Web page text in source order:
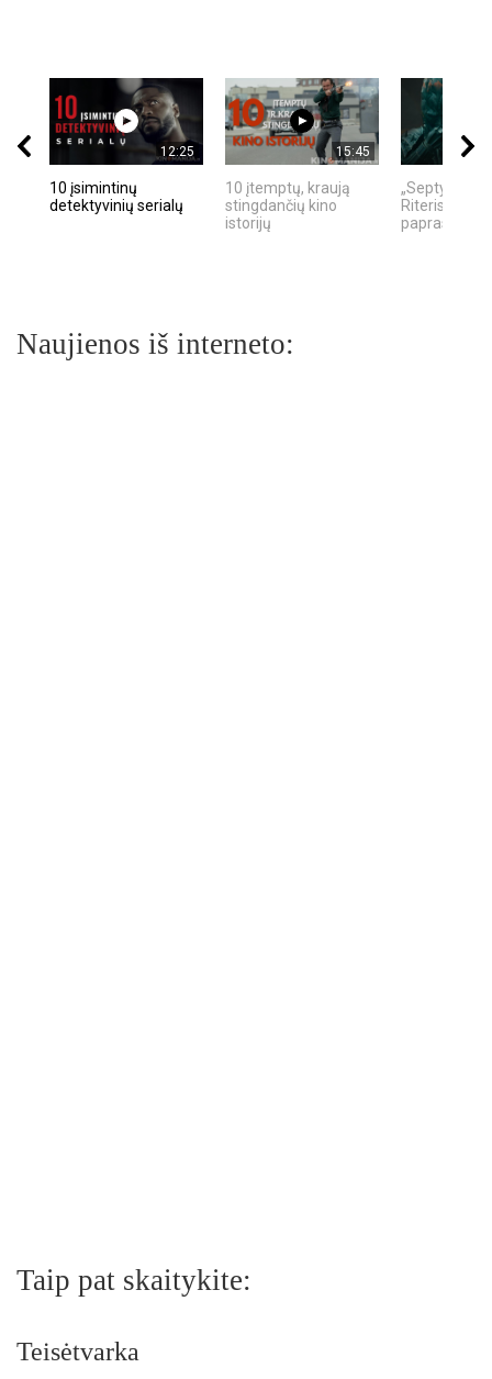
12:25
10 įsimintinų
detektyvinių serialų
15:45
10 įtemptų, kraują
stingdančių kino
istorijų
„Septynių
Riteris" – kai
Naujienos iš interneto:
Taip pat skaitykite:
Teisėtvarka